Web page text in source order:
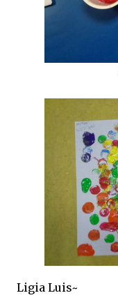
Ligia Luis~